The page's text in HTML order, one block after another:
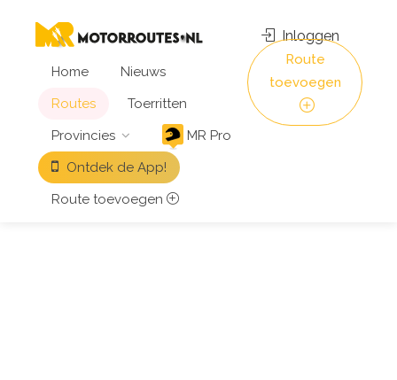
Home
Nieuws
Routes
Toerritten
Provincies
MR Pro
Ontdek de App!
Route toevoegen
Inloggen
Route
toevoegen